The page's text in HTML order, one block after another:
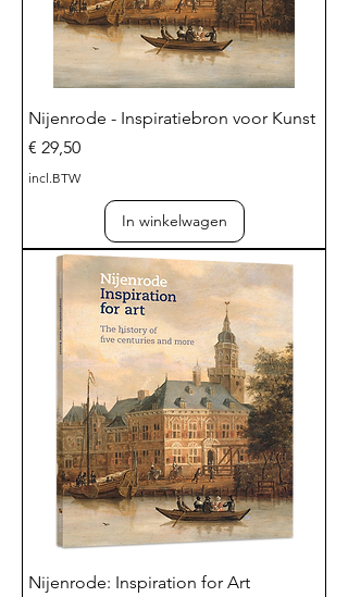
Nijenrode - Inspiratiebron voor Kunst
Prijs
€ 29,50
incl.BTW
In winkelwagen
Nijenrode: Inspiration for Art